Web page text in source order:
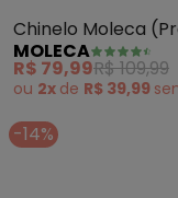
Chinelo Moleca
em Sintético
MOLECA
R$ 79,99R$ 109,99
ou 2x de R$ 39,99
-14%